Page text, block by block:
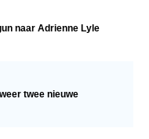
naar Adrienne Lyle
twee nieuwe